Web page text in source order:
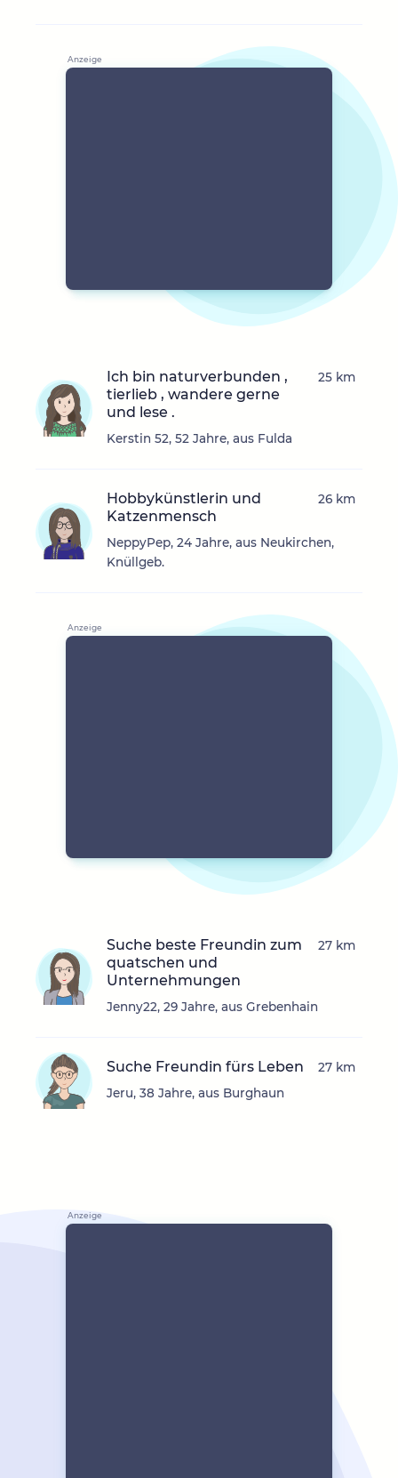
Ich bin naturverbunden ,
tierlieb , wandere gerne
und lese .
Kerstin 52, 52 Jahre, aus Fulda
25 km
Hobbykünstlerin und
Katzenmensch
NeppyPep, 24 Jahre, aus Neukirchen,
Knüllgeb.
26 km
Suche beste Freundin zum
quatschen und
Unternehmungen
Jenny22, 29 Jahre, aus Grebenhain
27 km
Suche Freundin fürs Leben
Jeru, 38 Jahre, aus Burghaun
27 km